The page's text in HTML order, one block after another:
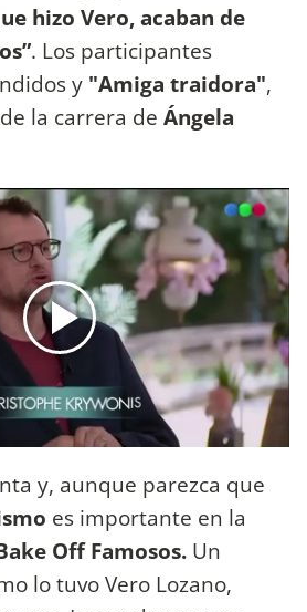
hizo Vero, acaban de
. Los participantes
y "Amiga traidora",
la carrera de Ángela
y, aunque parezca que
es importante en la
Off Famosos. Un
lo tuvo Vero Lozano,